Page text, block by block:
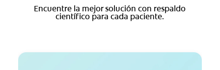
Encuentre la mejor solución con respaldo
científico para cada paciente.